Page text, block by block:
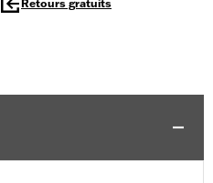
Retours gratuits